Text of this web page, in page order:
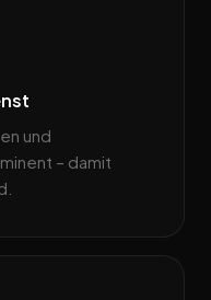
und
– damit